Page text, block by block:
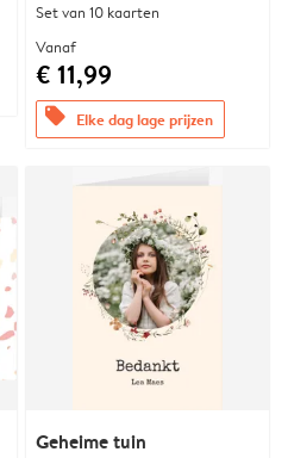
Set van 10 kaarten
Vanaf
€ 11,99
offers Elke dag lage prijzen
Geheime tuin